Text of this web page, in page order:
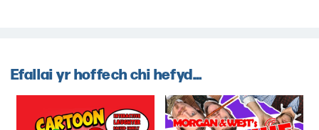
Efallai yr hoffech chi hefyd...